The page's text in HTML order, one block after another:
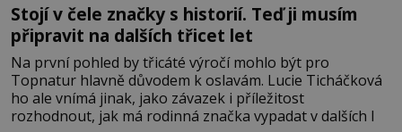
Stojí v čele značky s historií. Teď ji musím
připravit na dalších třicet let
Na první pohled by třicáté výročí mohlo být pro
Topnatur hlavně důvodem k oslavám. Lucie Ticháčková
ho ale vnímá jinak, jako závazek i příležitost
rozhodnout, jak má rodinná značka vypadat v dalších l